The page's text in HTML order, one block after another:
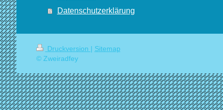
Datenschutzerklärung
Druckversion | Sitemap
© Zweiradfey